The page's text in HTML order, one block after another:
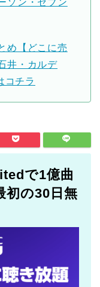
ソン・セブン
め【どこに売
井・カルデ
コチラ
で1億曲
初の30日無